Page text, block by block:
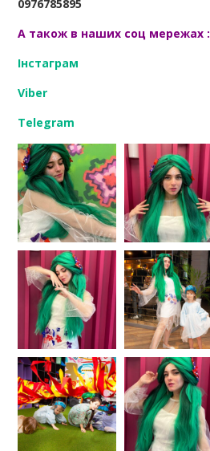
0976785895
А також в наших соц мережах :
Інстаграм
Viber
Telegram